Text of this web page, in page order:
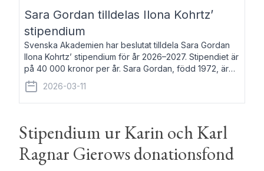
Sara Gordan tilldelas Ilona Kohrtz’
stipendium
Svenska Akademien har beslutat tilldela Sara Gordan
Ilona Kohrtz’ stipendium för år 2026–2027. Stipendiet är
på 40 000 kronor per år. Sara Gordan, född 1972, är
författare och översättare. Hon debuterade 2006 med
det prosalyriska verket En
2026-03-11
Stipendium ur Karin och Karl
Ragnar Gierows donationsfond